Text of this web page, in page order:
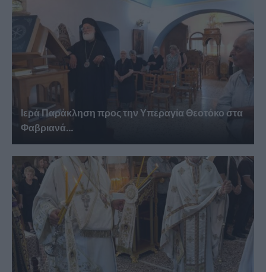
Ιερά Παράκληση προς την Υπεραγία Θεοτόκο στα
Φαβριανά...